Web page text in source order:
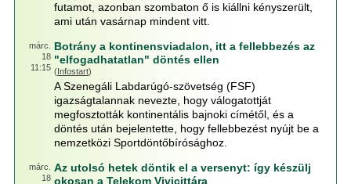
futamot, azonban szombaton ő is kiállni kényszerült,
ami után vasárnap mindent vitt.
márc.
18
11:15
Botrány a kontinensviadalon, itt a fellebbezés az
"elfogadhatatlan" döntés ellen
(Infostart)
A Szenegáli Labdarúgó-szövetség (FSF)
igazságtalannak nevezte, hogy válogatottját
megfosztották kontinentális bajnoki címétől, és a
döntés után bejelentette, hogy fellebbezést nyújt be a
nemzetközi Sportdöntőbírósághoz.
márc.
18
Az utolsó hetek döntik el a versenyt: így készülj
okosan a Telekom Vivicittára